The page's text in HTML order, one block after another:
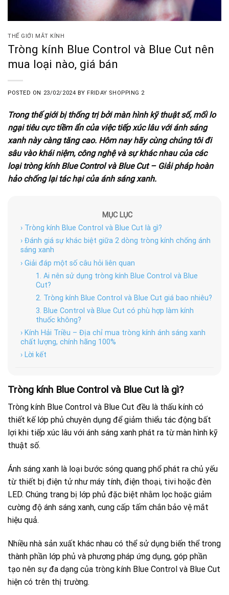
THẾ GIỚI MẮT KÍNH
Tròng kính Blue Control và Blue Cut nên
mua loại nào, giá bán
POSTED ON 23/02/2024 BY FRIDAY SHOPPING 2
Trong thế giới bị thống trị bởi màn hình kỹ thuật số, mối lo
ngại tiêu cực tiềm ẩn của việc tiếp xúc lâu với ánh sáng
xanh này càng tăng cao. Hôm nay hãy cùng chúng tôi đi
sâu vào khái niệm, công nghệ và sự khác nhau của các
loại tròng kính Blue Control và Blue Cut – Giải pháp hoàn
hảo chống lại tác hại của ánh sáng xanh.
MỤC LỤC
› Tròng kính Blue Control và Blue Cut là gì?
› Đánh giá sự khác biệt giữa 2 dòng tròng kính chống ánh
sáng xanh
› Giải đáp một số câu hỏi liên quan
1. Ai nên sử dụng tròng kính Blue Control và Blue
Cut?
2. Tròng kính Blue Control và Blue Cut giá bao nhiêu?
3. Blue Control và Blue Cut có phù hợp làm kính
thuốc không?
› Kính Hải Triều – Địa chỉ mua tròng kính ánh sáng xanh
chất lượng, chính hãng 100%
› Lời kết
Tròng kính Blue Control và Blue Cut là gì?
Tròng kính Blue Control và Blue Cut đều là thấu kính có
thiết kế lớp phủ chuyên dụng để giảm thiểu tác động bất
lợi khi tiếp xúc lâu với ánh sáng xanh phát ra từ màn hình kỹ
thuật số.
Ánh sáng xanh là loại bước sóng quang phổ phát ra chủ yếu
từ thiết bị điện tử như máy tính, điện thoại, tivi hoặc đèn
LED. Chúng trang bị lớp phủ đặc biệt nhằm lọc hoặc giảm
cường độ ánh sáng xanh, cung cấp tấm chắn bảo vệ mắt
hiệu quả.
Nhiều nhà sản xuất khác nhau có thể sử dụng biến thể trong
thành phần lớp phủ và phương pháp ứng dụng, góp phần
tạo nên sự đa dạng của tròng kính Blue Control và Blue Cut
hiện có trên thị trường.